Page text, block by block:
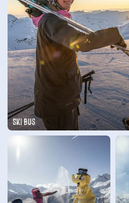
Ski bus